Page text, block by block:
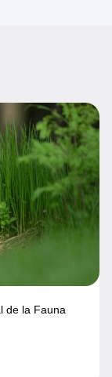
de la Fauna